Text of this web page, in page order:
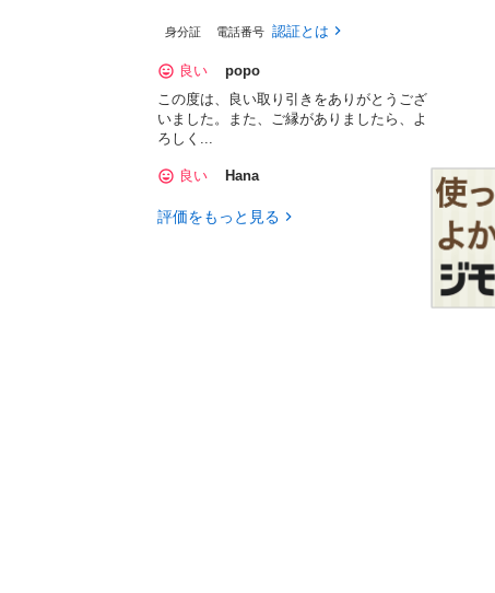
身分証 電話番号 認証とは
良い
popo
この度は、良い取り引きをありがとうござ
いました。また、ご縁がありましたら、よ
ろしく...
良い Hana
評価をもっと見る